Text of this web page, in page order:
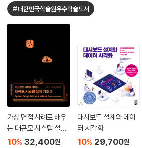
#대한민국학술원우수학술도서
가상 면접 사례로 배우
는 대규모 시스템 설계
기초 2
10% 32,400원
대시보드 설계와 데이
터 시각화
10% 29,700원